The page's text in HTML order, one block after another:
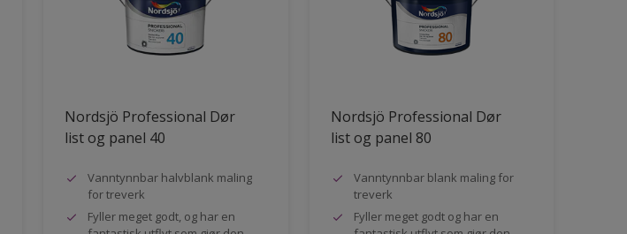
Nordsjö Professional Dør
list og panel 40
Vanntynnbar halvblank maling
for treverk
Fyller meget godt, og har en
Nordsjö Professional Dør
list og panel 80
Vanntynnbar blank maling for
treverk
Fyller meget godt og har en